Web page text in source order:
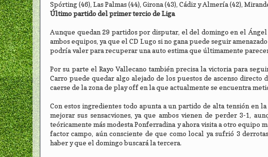
Spórting (46), Las Palmas (44), Girona (43), Cádiz y Almería (42),
Último partido del primer tercio de Liga
Aunque quedan 29 partidos por disputar, el del domingo en el
ambos equipos, ya que el CD Lugo si no gana puede seguir
podría valer para recuperar una auto estima que últimamente
Por su parte el Rayo Vallecano también precisa la victoria para
Carro puede quedar algo alejado de los puestos de ascenso
caerse de la zona de play off en la que actualmente se encuentra
Con estos ingredientes todo apunta a un partido de alta tensión en
mejorar sus sensacviones, ya que ambos vienen de perder 3-1,
teóricamente más modesta Ponferradina y ahora visita a otro equipo
factor campo, aún consciente de que como local ya sufrió 3
haber y que el domingo buscará la tercera.